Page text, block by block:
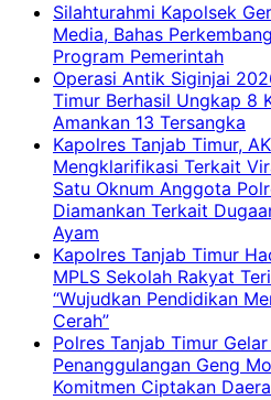
Silahturahmi Kapolsek
Media, Bahas
Program Pemerintah
Operasi Antik Siginjai
Timur Berhasil Ungkap 8
Amankan 13 Tersangka
Kapolres Tanjab Timur,
Mengklarifikasi Terkait
Satu Oknum Anggota
Diamankan Terkait
Ayam
Kapolres Tanjab Timur
MPLS Sekolah Rakyat
“Wujudkan Pendidikan
Cerah”
Polres Tanjab Timur
Penanggulangan Geng
Komitmen Ciptakan